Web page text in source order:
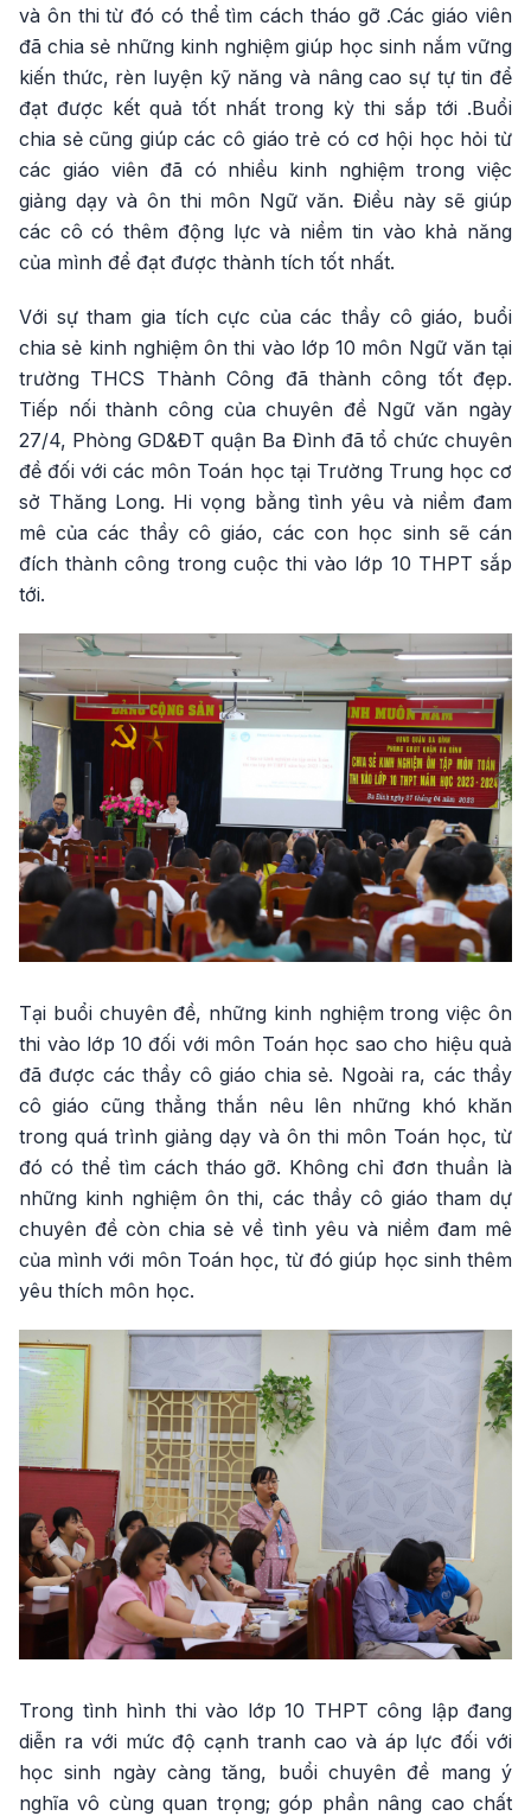
và ôn thi từ đó có thể tìm cách tháo gỡ .Các giáo viên
đã chia sẻ những kinh nghiệm giúp học sinh nắm vững
kiến thức, rèn luyện kỹ năng và nâng cao sự tự tin để
đạt được kết quả tốt nhất trong kỳ thi sắp tới .Buổi
chia sẻ cũng giúp các cô giáo trẻ có cơ hội học hỏi từ
các giáo viên đã có nhiều kinh nghiệm trong việc
giảng dạy và ôn thi môn Ngữ văn. Điều này sẽ giúp
các cô có thêm động lực và niềm tin vào khả năng
của mình để đạt được thành tích tốt nhất.
Với sự tham gia tích cực của các thầy cô giáo, buổi
chia sẻ kinh nghiệm ôn thi vào lớp 10 môn Ngữ văn tại
trường THCS Thành Công đã thành công tốt đẹp.
Tiếp nối thành công của chuyên đề Ngữ văn ngày
27/4, Phòng GD&ĐT quận Ba Đình đã tổ chức chuyên
đề đối với các môn Toán học tại Trường Trung học cơ
sở Thăng Long. Hi vọng bằng tình yêu và niềm đam
mê của các thầy cô giáo, các con học sinh sẽ cán
đích thành công trong cuộc thi vào lớp 10 THPT sắp
tới.
Tại buổi chuyên đề, những kinh nghiệm trong việc ôn
thi vào lớp 10 đối với môn Toán học sao cho hiệu quả
đã được các thầy cô giáo chia sẻ. Ngoài ra, các thầy
cô giáo cũng thẳng thắn nêu lên những khó khăn
trong quá trình giảng dạy và ôn thi môn Toán học, từ
đó có thể tìm cách tháo gỡ. Không chỉ đơn thuần là
những kinh nghiệm ôn thi, các thầy cô giáo tham dự
chuyên đề còn chia sẻ về tình yêu và niềm đam mê
của mình với môn Toán học, từ đó giúp học sinh thêm
yêu thích môn học.
Trong tình hình thi vào lớp 10 THPT công lập đang
diễn ra với mức độ cạnh tranh cao và áp lực đối với
học sinh ngày càng tăng, buổi chuyên đề mang ý
nghĩa vô cùng quan trọng; góp phần nâng cao chất